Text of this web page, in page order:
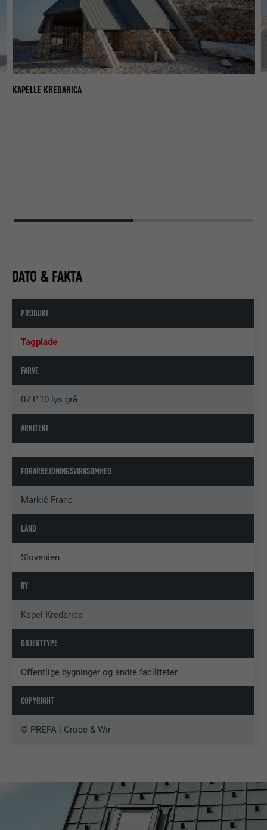
KAPELLE KREDARICA
DATO & FAKTA
PRODUKT
Tagplade
FARVE
07 P.10 lys grå
ARKITEKT
FORARBEJDNINGSVIRKSOMHED
Markič Franc
LAND
Slovenien
BY
Kapel Kredarica
OBJEKTTYPE
Offentlige bygninger og andre faciliteter
COPYRIGHT
© PREFA | Croce & Wir